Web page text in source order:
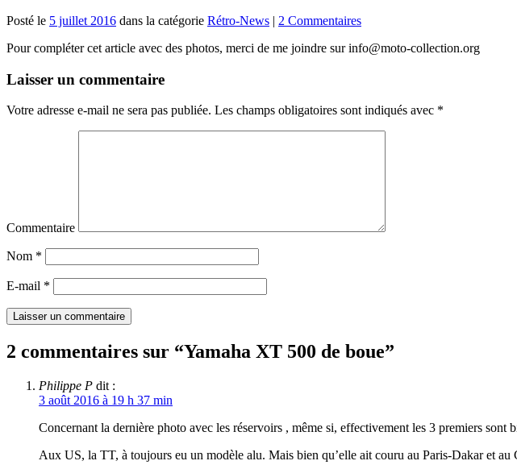
Posté le 5 juillet 2016 dans la catégorie Rétro-News | 2 Commentaires
Pour compléter cet article avec des photos, merci de me joindre sur info@moto-collection.org
Laisser un commentaire
Votre adresse e-mail ne sera pas publiée. Les champs obligatoires sont indiqués avec *
Commentaire
Nom *
E-mail *
2 commentaires sur “Yamaha XT 500 de boue”
Philippe P dit :
3 août 2016 à 19 h 37 min
Concernant la dernière photo avec les réservoirs , même si, effectivement les 3 premiers
Aux US, la TT, à toujours eu un modèle alu. Mais bien qu’elle ait couru au Paris-Dakar et au